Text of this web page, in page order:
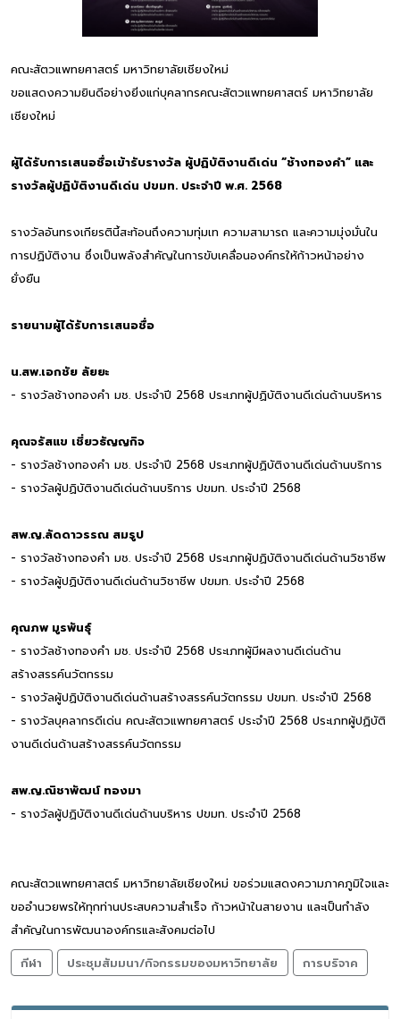
คณะสัตวแพทยศาสตร์ มหาวิทยาลัยเชียงใหม่
ขอแสดงความยินดีอย่างยิ่งแก่บุคลากรคณะสัตวแพทยศาสตร์ มหาวิทยาลัย
เชียงใหม่
ผู้ได้รับการเสนอชื่อเข้ารับรางวัล ผู้ปฏิบัติงานดีเด่น “ช้างทองคำ” และ
รางวัลผู้ปฏิบัติงานดีเด่น ปขมท. ประจำปี พ.ศ. 2568
รางวัลอันทรงเกียรตินี้สะท้อนถึงความทุ่มเท ความสามารถ และความมุ่งมั่นใน
การปฏิบัติงาน ซึ่งเป็นพลังสำคัญในการขับเคลื่อนองค์กรให้ก้าวหน้าอย่าง
ยั่งยืน
รายนามผู้ได้รับการเสนอชื่อ
น.สพ.เอกชัย ลัยยะ
- รางวัลช้างทองคำ มช. ประจำปี 2568 ประเภทผู้ปฏิบัติงานดีเด่นด้านบริหาร
คุณจรัสแข เชี่ยวธัญญกิจ
- รางวัลช้างทองคำ มช. ประจำปี 2568 ประเภทผู้ปฏิบัติงานดีเด่นด้านบริการ
- รางวัลผู้ปฏิบัติงานดีเด่นด้านบริการ ปขมท. ประจำปี 2568
สพ.ญ.ลัดดาวรรณ สมรูป
- รางวัลช้างทองคำ มช. ประจำปี 2568 ประเภทผู้ปฏิบัติงานดีเด่นด้านวิชาชีพ
- รางวัลผู้ปฏิบัติงานดีเด่นด้านวิชาชีพ ปขมท. ประจำปี 2568
คุณภพ มูรพันธุ์
- รางวัลช้างทองคำ มช. ประจำปี 2568 ประเภทผู้มีผลงานดีเด่นด้าน
สร้างสรรค์นวัตกรรม
- รางวัลผู้ปฏิบัติงานดีเด่นด้านสร้างสรรค์นวัตกรรม ปขมท. ประจำปี 2568
- รางวัลบุคลากรดีเด่น คณะสัตวแพทยศาสตร์ ประจำปี 2568 ประเภทผู้ปฏิบัติ
งานดีเด่นด้านสร้างสรรค์นวัตกรรม
สพ.ญ.ณิชาพัฒน์ ทองมา
- รางวัลผู้ปฏิบัติงานดีเด่นด้านบริหาร ปขมท. ประจำปี 2568
คณะสัตวแพทยศาสตร์ มหาวิทยาลัยเชียงใหม่ ขอร่วมแสดงความภาคภูมิใจและ
ขออำนวยพรให้ทุกท่านประสบความสำเร็จ ก้าวหน้าในสายงาน และเป็นกำลัง
สำคัญในการพัฒนาองค์กรและสังคมต่อไป
กีฬา
ประชุมสัมมนา/กิจกรรมของมหาวิทยาลัย การบริจาค